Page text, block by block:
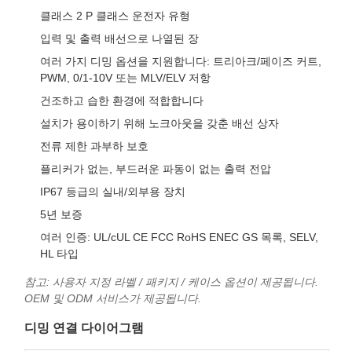
클래스 2 P 클래스 운전자 유형
입력 및 출력 배선으로 나열된 장
여러 가지 디밍 옵션을 지원합니다: 트리아크/페이즈 커트,
PWM, 0/1-10V 또는 MLV/ELV 저항
건조하고 습한 환경에 적합합니다
설치가 용이하기 위해 노크아웃을 갖춘 배선 상자
전류 제한 과부하 보호
플리커가 없는, 부드러운 파동이 없는 출력 전압
IP67 등급의 실내/외부용 장치
5년 보증
여러 인증: UL/cUL CE FCC RoHS ENEC GS 목록, SELV,
HL 타입
참고: 사용자 지정 라벨 / 패키지 / 케이스 옵션이 제공됩니다.
OEM 및 ODM 서비스가 제공됩니다.
디밍 연결 다이어그램